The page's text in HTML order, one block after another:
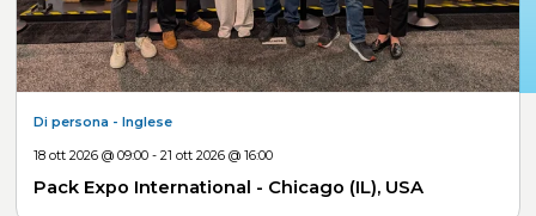
Di persona - Inglese
18 ott 2026 @ 09:00 - 21 ott 2026 @ 16:00
Pack Expo International - Chicago (IL), USA